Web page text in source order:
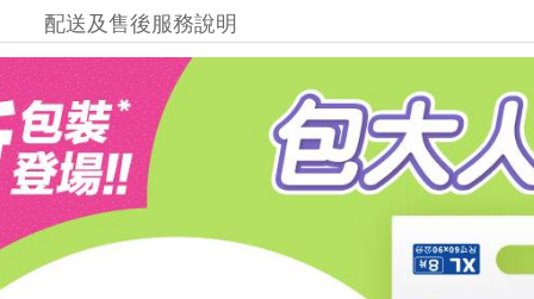
配送及售後服務說明